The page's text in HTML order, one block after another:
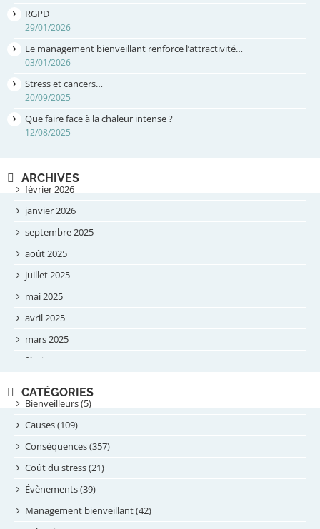
RGPD
29/01/2026
Le management bienveillant renforce l’attractivité…
03/01/2026
Stress et cancers…
20/09/2025
Que faire face à la chaleur intense ?
12/08/2025
ARCHIVES
février 2026
janvier 2026
septembre 2025
août 2025
juillet 2025
mai 2025
avril 2025
mars 2025
février 2025
septembre 2024
août 2024
juillet 2024
juin 2024
mai 2024
avril 2024
CATÉGORIES
Bienveilleurs (5)
Causes (109)
Conséquences (357)
Coût du stress (21)
Évènements (39)
Management bienveillant (42)